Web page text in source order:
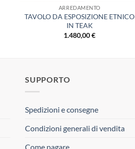
ARREDAMENTO
TAVOLO DA ESPOSIZIONE ETNICO
IN TEAK
1.480,00€
SUPPORTO
Spedizioni e consegne
Condizioni generali di vendita
Come pagare